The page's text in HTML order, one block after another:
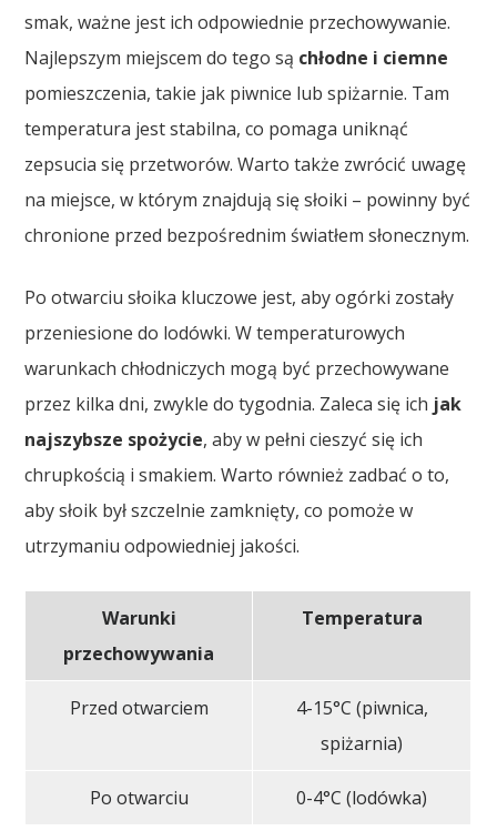
smak, ważne jest ich odpowiednie przechowywanie.
Najlepszym miejscem do tego są chłodne i ciemne
pomieszczenia, takie jak piwnice lub spiżarnie. Tam
temperatura jest stabilna, co pomaga uniknąć
zepsucia się przetworów. Warto także zwrócić uwagę
na miejsce, w którym znajdują się słoiki – powinny być
chronione przed bezpośrednim światłem słonecznym.
Po otwarciu słoika kluczowe jest, aby ogórki zostały
przeniesione do lodówki. W temperaturowych
warunkach chłodniczych mogą być przechowywane
przez kilka dni, zwykle do tygodnia. Zaleca się ich jak
najszybsze spożycie, aby w pełni cieszyć się ich
chrupkością i smakiem. Warto również zadbać o to,
aby słoik był szczelnie zamknięty, co pomoże w
utrzymaniu odpowiedniej jakości.
Warunki
przechowywania
Temperatura
Przed otwarciem
4-15°C (piwnica,
spiżarnia)
Po otwarciu 0-4°C (lodówka)